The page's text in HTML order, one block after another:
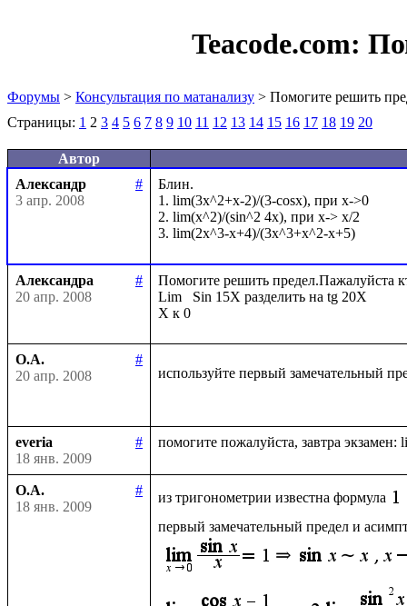
Teacode.com:
Форумы > Консультация по матанализу > Помогите решить
Страницы: 1 2 3 4 5 6 7 8 9 10 11 12 13 14 15 16 17 18 19 20
Автор
Александр
#
3 апр. 2008
Блин.
1. lim(3x^2+x-2)/(3-cosx), при x->0
2. lim(x^2)/(sin^2 4x), при x-> x/2
Александра
#
20 апр. 2008
Помогите решить предел.Пажалуйста
Lim   Sin 15X разделить на tg 20X
О.А.
#
20 апр. 2008
используйте первый замечательный
everia
#
18 янв. 2009
О.А.
#
18 янв. 2009
из тригонометрии известна формула
первый замечательный предел и